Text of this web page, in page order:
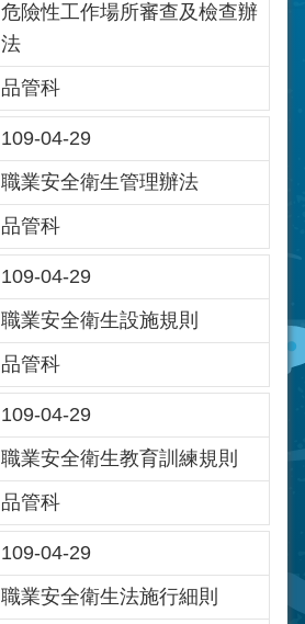
危險性工作場所審查及檢查辦
法
品管科
109-04-29
職業安全衛生管理辦法
品管科
109-04-29
職業安全衛生設施規則
品管科
109-04-29
職業安全衛生教育訓練規則
品管科
109-04-29
職業安全衛生法施行細則